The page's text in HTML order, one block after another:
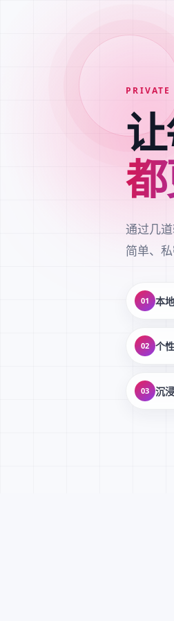
PRIVATE
通过几
简单、
01 本
02 个
03 沉